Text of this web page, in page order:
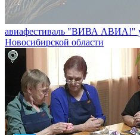
авиафестиваль "ВИВА АВИА!"
Новосибирской области